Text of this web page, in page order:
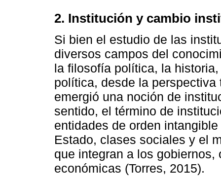
2. Institución y cambio
Si bien el estudio de las
diversos campos del
la filosofía política, la
política, desde la
emergió una noción de
sentido, el término de
entidades de orden
Estado, clases sociales y el
que integran a los
económicas (Torres, 2015).